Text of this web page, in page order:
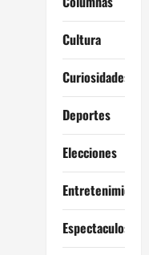
Cultura
Curiosidades
Deportes
Elecciones
Entretenimiento
Espectaculos